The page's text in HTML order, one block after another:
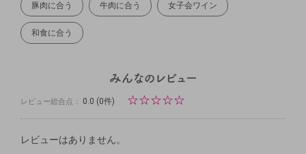
豚肉に合う 牛肉に合う 女子会ワイン
和食に合う
レビュー総合点： 0.0 (0件) ☆☆☆☆☆
レビューはありません。